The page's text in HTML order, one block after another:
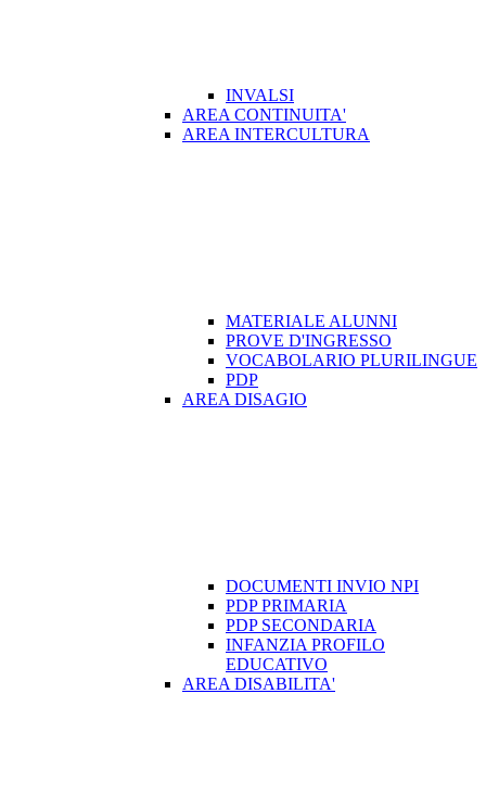
INVALSI
AREA CONTINUITA'
AREA INTERCULTURA
MATERIALE ALUNNI
PROVE D'INGRESSO
VOCABOLARIO PLURILINGUE
PDP
AREA DISAGIO
DOCUMENTI INVIO NPI
PDP PRIMARIA
PDP SECONDARIA
INFANZIA PROFILO
EDUCATIVO
AREA DISABILITA'